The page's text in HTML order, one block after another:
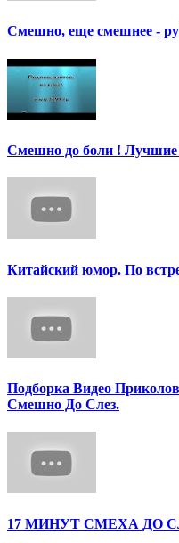
Смешно, еще смешнее -
Смешно до боли !
Китайский юмор. По
Подборка Видео
Смешно До Слез.
17 МИНУТ СМЕХА ДО